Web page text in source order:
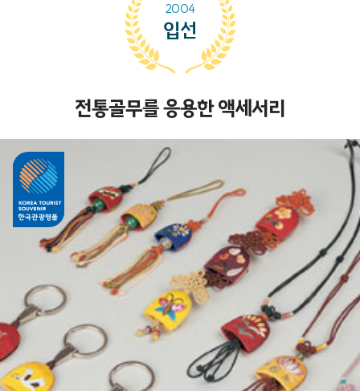
2004
입선
전통골무를 응용한 액세서리